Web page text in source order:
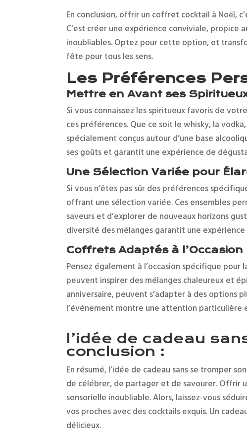
En conclusion, offrir un coffret cocktail à Noël,
C’est créer une expérience conviviale, propice
inoubliables. Optez pour cette option, et
fête pour tous les sens.
Les Préférences
Mettre en Avant ses
Si vous connaissez les spiritueux favoris de
ces préférences. Que ce soit le whisky, la
spécialement conçus autour d’une base
ses goûts et garantit une expérience de
Une Sélection Variée pour
Si vous n’êtes pas sûr des préférences
offrant une sélection variée. Ces ensembles
saveurs et d’explorer de nouveaux horizons
diversité des mélanges garantit une
Coffrets Adaptés à l’Occasion
Pensez également à l’occasion spécifique
peuvent inspirer des mélanges chaleureux et
anniversaire, peuvent s’adapter à des options
l’événement montre une attention
l’idée de cadeau
conclusion :
En résumé, l’idée de cadeau sans se tromper
de célébrer, de partager et de savourer. Offrir
sensorielle inoubliable. Alors, laissez-vous
vos proches avec des cocktails exquis. Un
délicieux.